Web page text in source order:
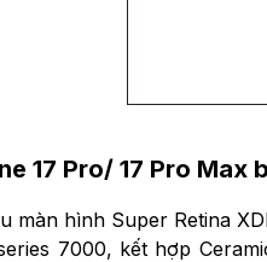
17 Pro/ 17 Pro Max
màn hình Super Retina
7000, kết hợp